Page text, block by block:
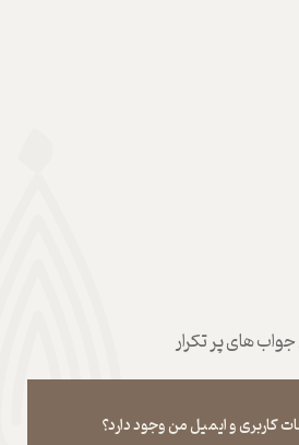
های پر تکرار
کاربری و ایمیل من وجود دارد؟